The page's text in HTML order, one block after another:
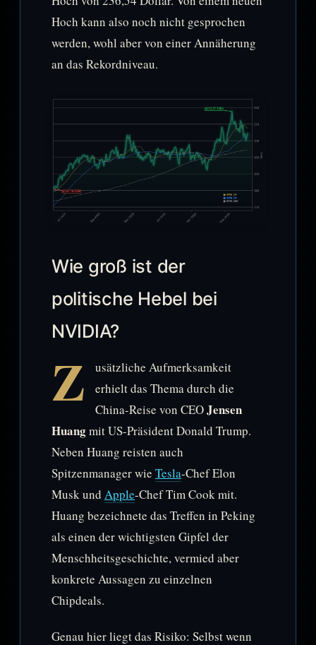
Hoch kann also noch nicht gesprochen
werden, wohl aber von einer Annäherung
an das Rekordniveau.
Wie groß ist der
politische Hebel bei
NVIDIA?
Z
usätzliche Aufmerksamkeit
erhielt das Thema durch die
China-Reise von CEOJensen
Huangmit US-Präsident Donald Trump.
Neben Huang reisten auch
Spitzenmanager wie Tesla-Chef Elon
Musk und Apple-Chef Tim Cook mit.
Huang bezeichnete das Treffen in Peking
als einen der wichtigsten Gipfel der
Menschheitsgeschichte, vermied aber
konkrete Aussagen zu einzelnen
Chipdeals.
Genau hier liegt das Risiko: Selbst wenn